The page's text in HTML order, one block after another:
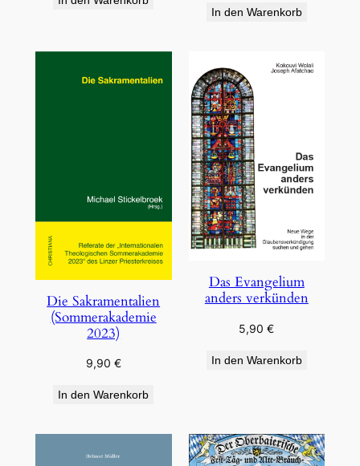
In den Warenkorb
Die Sakramentalien
(Sommerakademie
2023)
9,90 €
In den Warenkorb
Das Evangelium
anders verkünden
5,90€
In den Warenkorb